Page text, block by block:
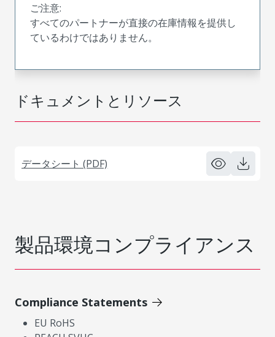
ドキュメントとリソース
データシート (PDF)
ご注意:
すべてのパートナーが直接の在庫情報を提供し
ているわけではありません。
製品環境コンプライアンス
Compliance Statements
EU RoHS